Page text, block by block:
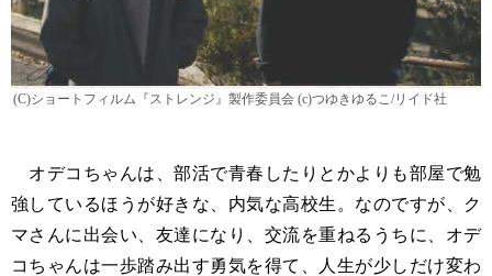
(C)ショートフィルム『ストレンジ』製作委員会 (c)つゆきゆるこ/リイド社
オデコちゃんは、部活で青春したりとかよりも部屋で勉
強しているほうが好きな、内気な高校生。なのですが、ク
マさんに出会い、友達になり、交流を重ねるうちに、オデ
コちゃんは一歩踏み出す勇気を得て、人生が少しだけ変わ